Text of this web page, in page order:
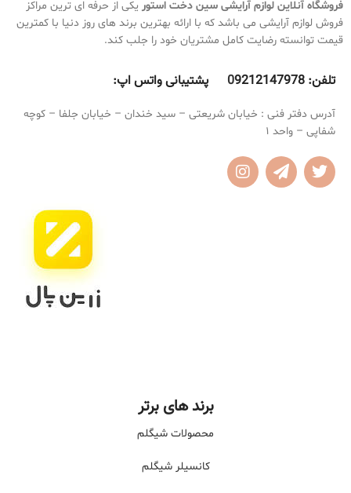
اسنس حلزون به رفع تیرگی و لک های
پوستی کمک میکند
فاقد الکل و مواد مضر
معجزه پوست
در 7 روز تمام لک هارو کامل ازبین میبره
در هفته 2 تا 3 مرتبه میتوان استفاده کرد
فروشگاه آنلاین لوازم آرایشی سین دخت استور یکی از حرفه ای ترین مراکز
فروش لوازم آرایشی می باشد که با ارائه بهترین برند های روز دنیا با کمترین
قیمت توانسته رضایت کامل مشتریان خود را جلب کند.
تلفن: 09212147978 پشتیبانی واتس اپ:
آدرس دفتر فنی : خیابان شریعتی – سید خندان – خیابان جلفا – کوچه
شفاپی – واحد 1
برند های برتر
محصولات شیگلم
کانسیلر شیگلم